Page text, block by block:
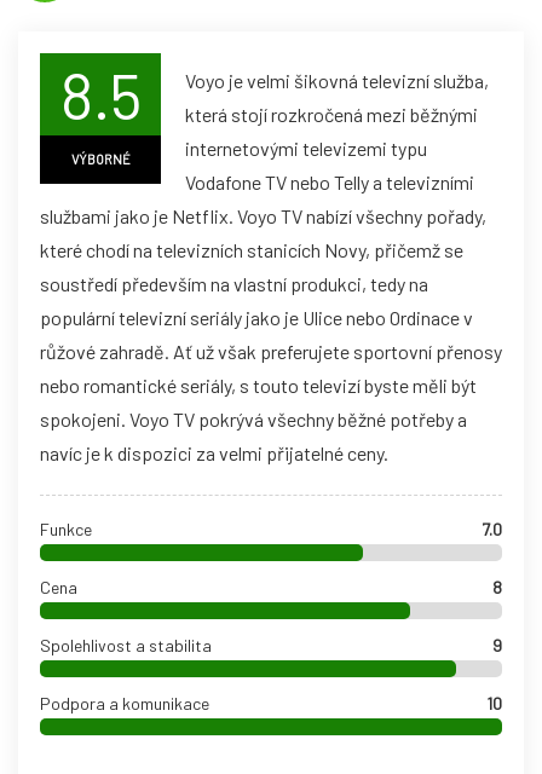
8.5
VÝBORNÉ
Voyo je velmi šikovná televizní služba,
která stojí rozkročená mezi běžnými
internetovými televizemi typu
Vodafone TV nebo Telly a televizními
službami jako je Netflix. Voyo TV nabízí všechny pořady,
které chodí na televizních stanicích Novy, přičemž se
soustředí především na vlastní produkci, tedy na
populární televizní seriály jako je Ulice nebo Ordinace v
růžové zahradě. Ať už však preferujete sportovní přenosy
nebo romantické seriály, s touto televizí byste měli být
spokojeni. Voyo TV pokrývá všechny běžné potřeby a
navíc je k dispozici za velmi přijatelné ceny.
Funkce 7.0
Cena 8
Spolehlivost a stabilita 9
Podpora a komunikace 10